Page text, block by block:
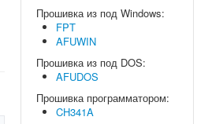
Прошивка из под Windows:
FPT
AFUWIN
Прошивка из под DOS:
AFUDOS
Прошивка программатором:
CH341A